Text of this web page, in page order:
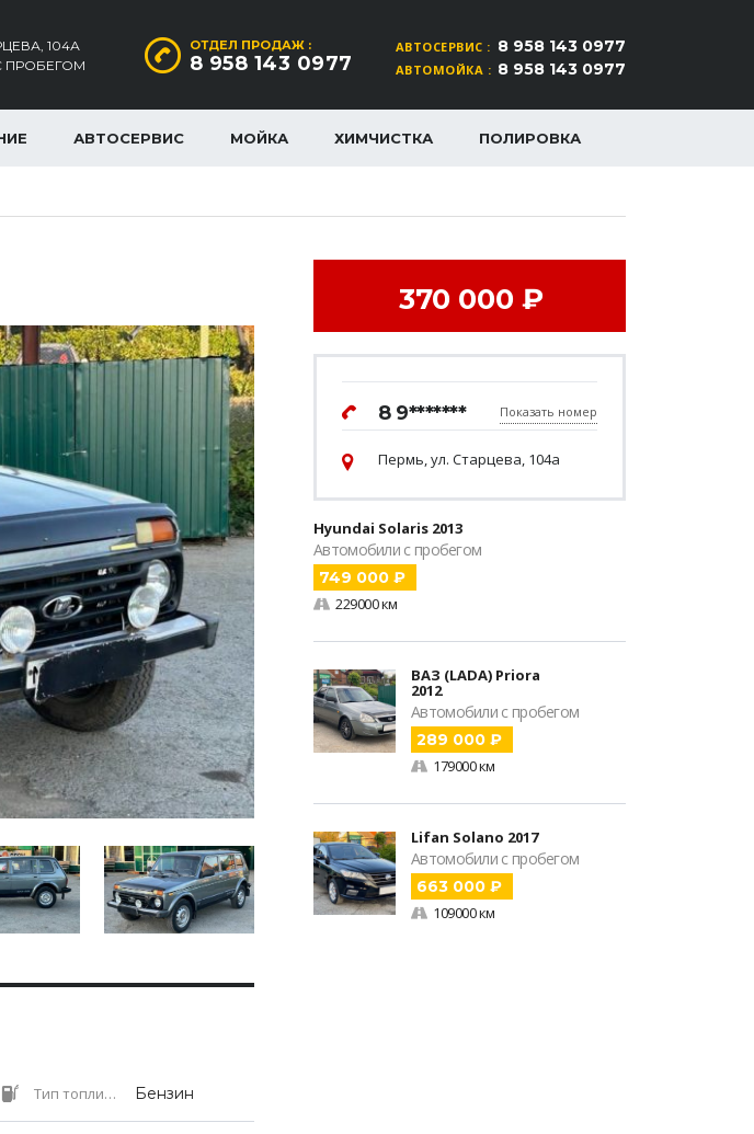
АВТОСЕРВИС : 8 958 143 0977
АВТОМОЙКА : 8 958 143 0977
ОТДЕЛ ПРОДАЖ :
8 958 143 0977
104А
ПРОБЕГОМ
АВТОСЕРВИС МОЙКА ХИМЧИСТКА ПОЛИРОВКА
Тип топлива Бензин
370 000 ₽
8 9******* Показать номер
Пермь, ул. Старцева, 104а
Hyundai Solaris 2013
Автомобили с пробегом
749 000 ₽
229000 км
ВАЗ (LADA) Priora
2012
Автомобили с пробегом
289 000 ₽
179000 км
Lifan Solano 2017
Автомобили с пробегом
663 000 ₽
109000 км